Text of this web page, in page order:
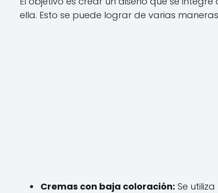
ella. Esto se puede lograr de varias
Cremas con baja coloración: Se